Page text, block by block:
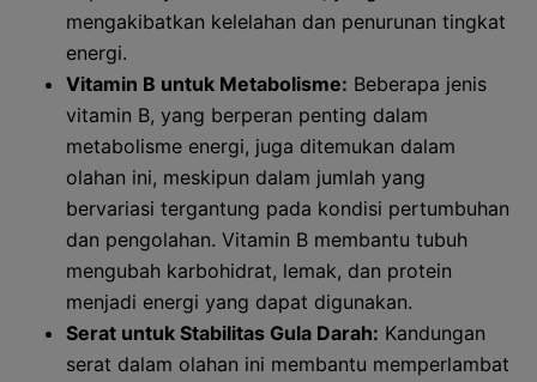
mengakibatkan kelelahan dan penurunan tingkat
energi.
Vitamin B untuk Metabolisme: Beberapa jenis
vitamin B, yang berperan penting dalam
metabolisme energi, juga ditemukan dalam
olahan ini, meskipun dalam jumlah yang
bervariasi tergantung pada kondisi pertumbuhan
dan pengolahan. Vitamin B membantu tubuh
mengubah karbohidrat, lemak, dan protein
menjadi energi yang dapat digunakan.
Serat untuk Stabilitas Gula Darah: Kandungan
serat dalam olahan ini membantu memperlambat